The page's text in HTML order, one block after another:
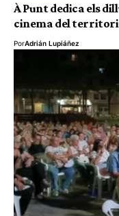
À Punt dedica els
cinema del territori
PorAdrián Lupiáñez